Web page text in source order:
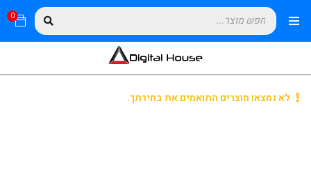
0
לא נמצאו מוצרים התואמים את בחירתך.